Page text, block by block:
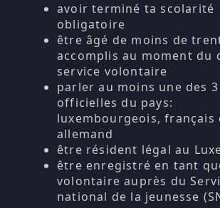
avoir terminé ta scolarité
obligatoire
être âgé de moins de
accomplis au moment du
service volontaire
parler au moins une des
officielles du pays:
luxembourgeois, français
allemand
être résident légal au
être enregistré en tant
volontaire auprès du
national de la jeunesse